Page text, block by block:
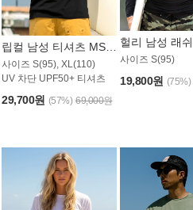
사이즈 S(95), XL(110)
UV 차단 UPF50+ 티셔츠
29,700원 (57%) 69,000원
사이즈 S(95)
19,800원 (75%)